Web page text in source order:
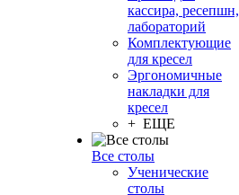
кассира, ресепшн,
лабораторий
Комплектующие
для кресел
Эргономичные
накладки для
кресел
+ ЕЩЕ
Все столы
Ученические
столы